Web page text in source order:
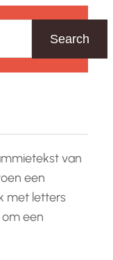
Search
van
een
met letters
een